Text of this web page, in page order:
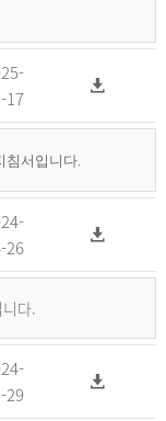
17
침서입니다.
26
다.
29